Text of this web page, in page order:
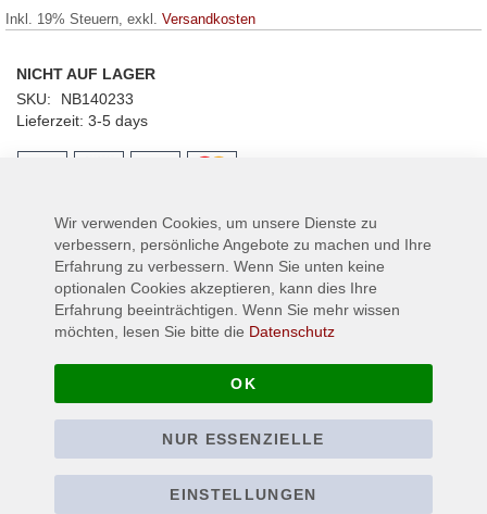
Inkl. 19% Steuern, exkl. Versandkosten
NICHT AUF LAGER
SKU
NB140233
Lieferzeit 3-5 days
Details
Der Progressive-Überflieger aus England!
Mehr Informationen
Wir verwenden Cookies, um unsere Dienste zu
verbessern, persönliche Angebote zu machen und Ihre
Erfahrung zu verbessern. Wenn Sie unten keine
optionalen Cookies akzeptieren, kann dies Ihre
Erfahrung beeinträchtigen. Wenn Sie mehr wissen
möchten, lesen Sie bitte die Datenschutz
OK
NUR ESSENZIELLE
EINSTELLUNGEN